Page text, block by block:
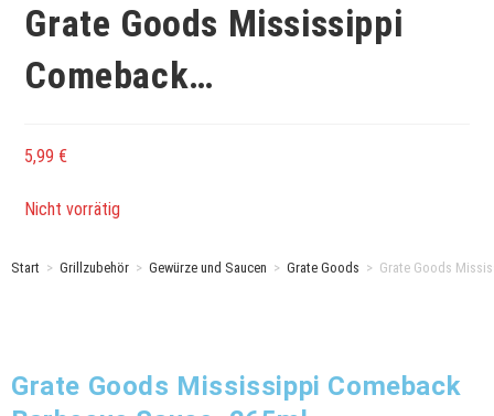
Grate Goods Mississippi
Comeback…
5,99 €
Nicht vorrätig
Start > Grillzubehör > Gewürze und Saucen > Grate Goods > Grate Goods
Grate Goods Mississippi Comeback